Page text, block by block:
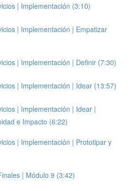
| Implementación (3:10)
| Implementación | Empatizar
| Implementación | Definir (7:30)
| Implementación | Idear (13:57)
| Implementación | Idear |
e Impacto (6:22)
| Implementación | Prototipar y
| Módulo 9 (3:42)